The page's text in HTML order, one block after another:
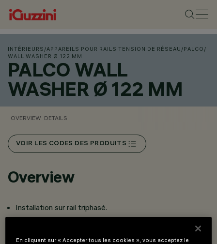
INTÉRIEURS /APPAREILS POUR RAILS TENSION DE RÉSEAU /PALCO /
WALL WASHER Ø 122 MM
PALCO WALL
WASHER Ø 122 MM
OVERVIEW DETAILS
VOIR LES CODES DES PRODUITS
Overview
Installation sur rail triphasé.
thermoplastique.
En cliquant sur « Accepter tous les cookies », vous acceptez le